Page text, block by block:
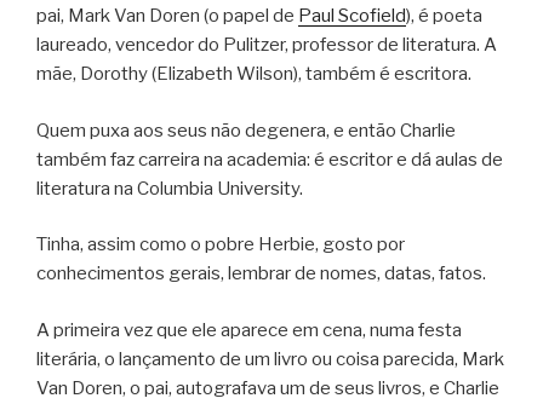
pai, Mark Van Doren (o papel de Paul Scofield), é poeta
laureado, vencedor do Pulitzer, professor de literatura. A
mãe, Dorothy (Elizabeth Wilson), também é escritora.
Quem puxa aos seus não degenera, e então Charlie
também faz carreira na academia: é escritor e dá aulas de
literatura na Columbia University.
Tinha, assim como o pobre Herbie, gosto por
conhecimentos gerais, lembrar de nomes, datas, fatos.
A primeira vez que ele aparece em cena, numa festa
literária, o lançamento de um livro ou coisa parecida, Mark
Van Doren, o pai, autografava um de seus livros, e Charlie